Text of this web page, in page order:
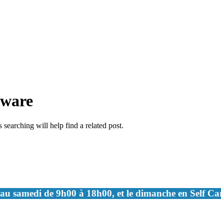
searching will help find a related post.
samedi de 9h00 à 18h00, et le dimanche en Self